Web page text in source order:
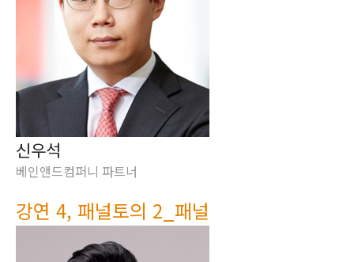
신우석
베인앤드컴퍼니 파트너
강연 4, 패널토의 2_패널